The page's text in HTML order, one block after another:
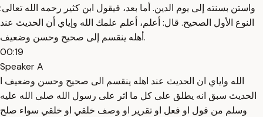
واستن بسنته إلى يوم الدين. أما بعد، فيقول ابن كثير رحمه الله تعالى:
النوع الأول الصحيح. قال: أعلم، أعلم علمك الله وإياي أن الحديث عند
أهله ينقسم إلى صحيح وحسن وضعيف.
00:19
Speaker A
الله واياي ان الحديث عند اهله ينقسم الى صحيح وحسن وضعيف ا
الحديث سبق انه يطلق على كل ما اثر على رسول الله صلى الله عليه
وسلم من قول او فعل او تقرير او وصف خلقي او خلقي سواء صلح